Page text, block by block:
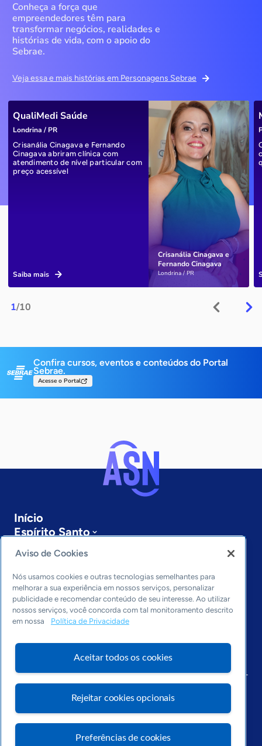
Conheça a força que
empreendedores têm para
transformar negócios, realidades e
histórias de vida, com o apoio do
Sebrae.
Veja essa e mais histórias em Personagens Sebrae
1/10
Crisanália Cinagava e
Fernando Cinagava
Londrina / PR
QualiMedi Saúde
Londrina / PR
Crisanália Cinagava e Fernando
Cinagava abriram clínica com
atendimento de nível particular com
preço acessível
Saiba mais
Confira cursos, eventos e conteúdos do Portal
Sebrae.
Acesse o Portal
Início
Espírito Santo
Sobre a ASN
Últimas notícias
Entre em contato
Editorias
Economia & Política
Inovação & Tecnologia
Cultura empreendedora
Arquivo
Aviso de Cookies
Nós usamos cookies e outras tecnologias semelhantes para
melhorar a sua experiência em nossos serviços, personalizar
publicidade e recomendar conteúdo de seu interesse. Ao utilizar
nossos serviços, você concorda com tal monitoramento descrito
em nossa
Política de Privacidade
Aceitar todos os cookies
Rejeitar cookies opcionais
Preferências de cookies